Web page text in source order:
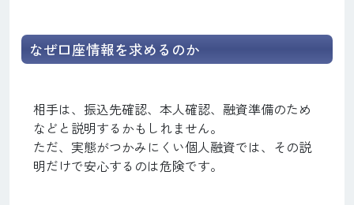
なぜ口座情報を求めるのか
相手は、振込先確認、本人確認、融資準備のため
などと説明するかもしれません。
ただ、実態がつかみにくい個人融資では、その説
明だけで安心するのは危険です。